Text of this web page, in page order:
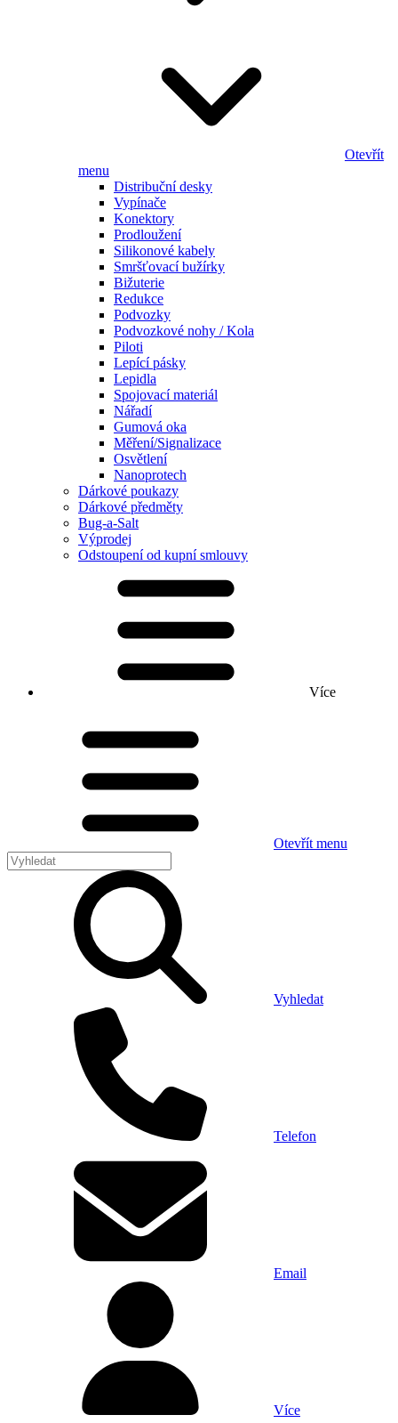
Otevřít
menu
Distribuční desky
Vypínače
Konektory
Prodloužení
Silikonové kabely
Smršťovací bužírky
Bižuterie
Redukce
Podvozky
Podvozkové nohy / Kola
Piloti
Lepící pásky
Lepidla
Spojovací materiál
Nářadí
Gumová oka
Měření/Signalizace
Osvětlení
Nanoprotech
Dárkové poukazy
Dárkové předměty
Bug-a-Salt
Výprodej
Odstoupení od kupní smlouvy
Více
Otevřít menu
Vyhledat
Telefon
Email
Více